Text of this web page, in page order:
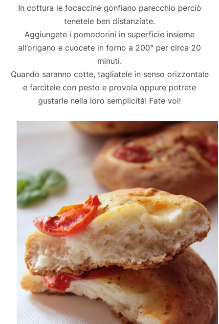
In cottura le focaccine gonfiano parecchio perciò
tenetele ben distanziate.
Aggiungete i pomodorini in superficie insieme
all’origano e cuocete in forno a 200° per circa 20
minuti.
Quando saranno cotte, tagliatele in senso orizzontale
e farcitele con pesto e provola oppure potrete
gustarle nella loro semplicità! Fate voi!